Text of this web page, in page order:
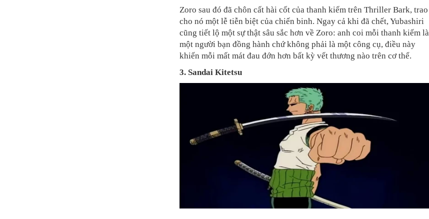
Zoro sau đó đã chôn cất hài cốt của thanh kiếm trên Thriller Bark, trao
cho nó một lễ tiễn biệt của chiến binh. Ngay cả khi đã chết, Yubashiri
cũng tiết lộ một sự thật sâu sắc hơn về Zoro: anh coi mỗi thanh kiếm là
một người bạn đồng hành chứ không phải là một công cụ, điều này
khiến mỗi mất mát đau đớn hơn bất kỳ vết thương nào trên cơ thể.
3. Sandai Kitetsu